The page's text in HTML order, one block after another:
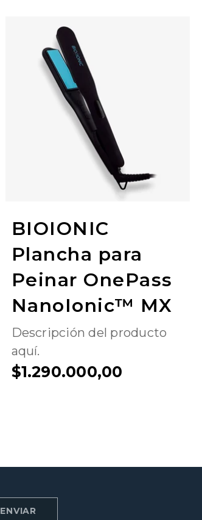
BIOIONIC
Plancha para
Peinar OnePass
NanoIonic™ MX
Descripción del producto
aquí.
$1.290.000,00
ENVIAR